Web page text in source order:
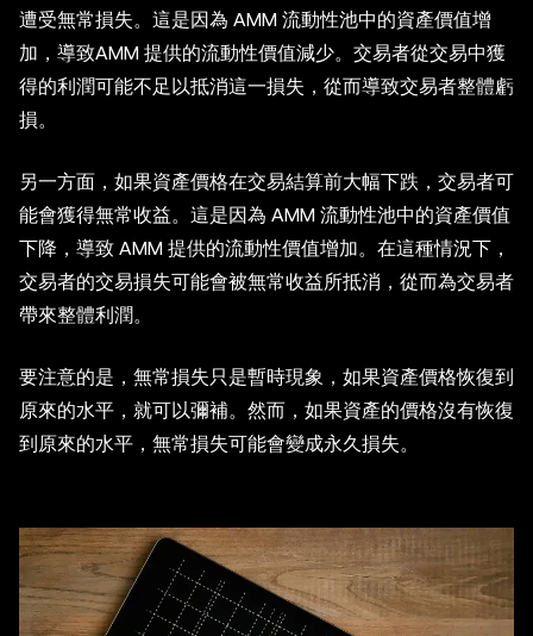
遭受無常損失。這是因為 AMM 流動性池中的資產價值增
加，導致AMM 提供的流動性價值減少。交易者從交易中獲
得的利潤可能不足以抵消這一損失，從而導致交易者整體虧
損。
另一方面，如果資產價格在交易結算前大幅下跌，交易者可
能會獲得無常收益。這是因為 AMM 流動性池中的資產價值
下降，導致 AMM 提供的流動性價值增加。在這種情況下，
交易者的交易損失可能會被無常收益所抵消，從而為交易者
帶來整體利潤。
要注意的是，無常損失只是暫時現象，如果資產價格恢復到
原來的水平，就可以彌補。然而，如果資產的價格沒有恢復
到原來的水平，無常損失可能會變成永久損失。